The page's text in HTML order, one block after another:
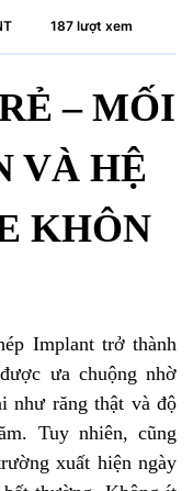
187 lượt xem
– MỐI
VÀ HỆ
KHÔN
Implant trở thành
ưa chuộng nhờ
như răng thật và độ
Tuy nhiên, cũng
xuất hiện ngày